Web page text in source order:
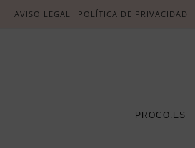
AVISO LEGAL POLÍTICA DE PRIVACIDAD
PROCO.ES